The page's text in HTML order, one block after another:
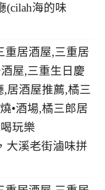
(cilah海的味
大溪老街滷味拼